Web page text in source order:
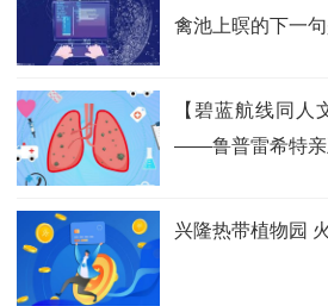
禽池上暝的下一
【碧蓝航线同人
——鲁普雷希特亲
兴隆热带植物园